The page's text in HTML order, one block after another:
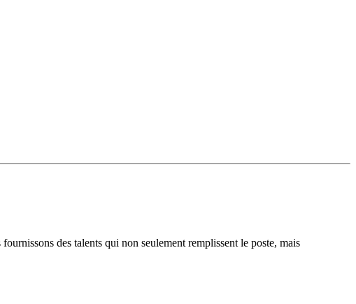
des talents qui non seulement remplissent le poste, mais